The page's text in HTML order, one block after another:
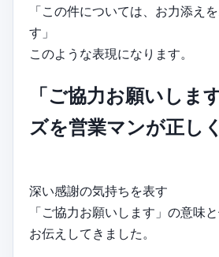
「この件については、お力添え
す」
このような表現になります。
「ご協力お願いしま
ズを営業マンが正し
深い感謝の気持ちを表す
「ご協力お願いします」の意味
お伝えしてきました。